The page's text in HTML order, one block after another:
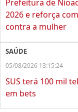
Prefeitura de
2026 e reforça
contra a mulher
SAÚDE
05/08/2026 13:15:24
SUS terá 100 mil
em bets